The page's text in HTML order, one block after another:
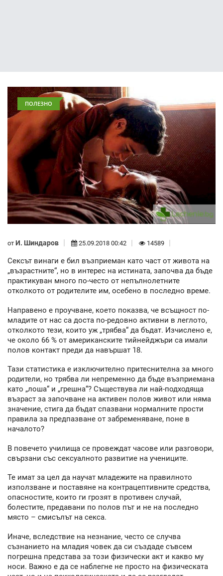
ПОЛЕЗНО
от И. Шиндаров 25.09.2018 00:42 14589
Сексът винаги е бил възприеман като част от живота на
„възрастните“, но в интерес на истината, започва да бъде
практикуван много по-често от непълнолетните
отколкото от родителите им, осебено в последно време.
Направено е проучване, което показва, че всъщност по-
младите от нас са доста по-редовно активни в леглото,
отколкото тези, които уж „трябва“ да бъдат. Изчислено е,
че около 66 % от американските тийнейджъри са имали
полов контакт преди да навършат 18.
Тази статистика е изключително притеснителна за много
родители, но трябва ли непременно да бъде възприемана
като „лоша“ и „грешна“? Съществува ли най-подходяща
възраст за започване на активен полов живот или няма
значение, стига да бъдат спазвани нормалните прости
правила за предпазване от забременяване, поне в
началото?
В повечето училища се провеждат часове или разговори,
свързани със сексуалното развитие на учениците.
Те имат за цел да научат младежите на правилното
използване и поставяне на контрацептивните средства,
опасностите, които ги грозят в противен случай,
болестите, предавани по полов път и не на последно
място – смисълът на секса.
Иначе, вследствие на незнание, често се случва
съзнанието на младия човек да си създаде съвсем
погрешна представа за този физически акт и какво му
носи. Важно е да се наблегне не просто на физическата